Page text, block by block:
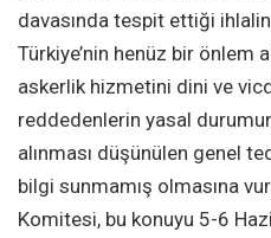
davasında tespit ettiği ihlalin
Türkiye’nin henüz bir önlem
askerlik hizmetini dini ve
reddedenlerin yasal
alınması düşünülen genel
bilgi sunmamış olmasına
Komitesi, bu konuyu 5-6